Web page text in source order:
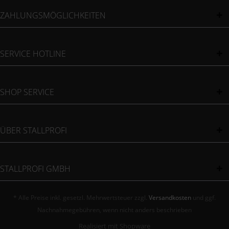
ZAHLUNGSMÖGLICHKEITEN
SERVICE HOTLINE
SHOP SERVICE
ÜBER STALLPROFI
STALLPROFI GMBH
* Alle Preise inkl. gesetzl. Mehrwertsteuer zzgl. Versandkosten und ggf.
Nachnahmegebühren, wenn nicht anders beschrieben
Realisiert mit Shopware